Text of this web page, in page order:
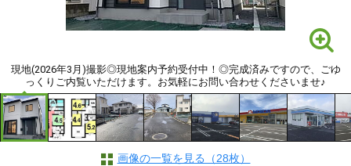
現地(2026年3月)撮影◎現地案内予約受付中！◎完成済みですので、ごゆ
っくりご内覧いただけます。お気軽にお問い合わせくださいませ♪
画像の一覧を見る（28枚）